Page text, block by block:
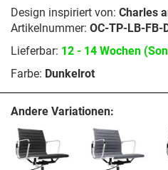
Design inspiriert von: Charles
Artikelnummer: OC-TP-LB-FB-
Lieferbar: 12 - 14 Wochen
Farbe: Dunkelrot
Andere Variationen: